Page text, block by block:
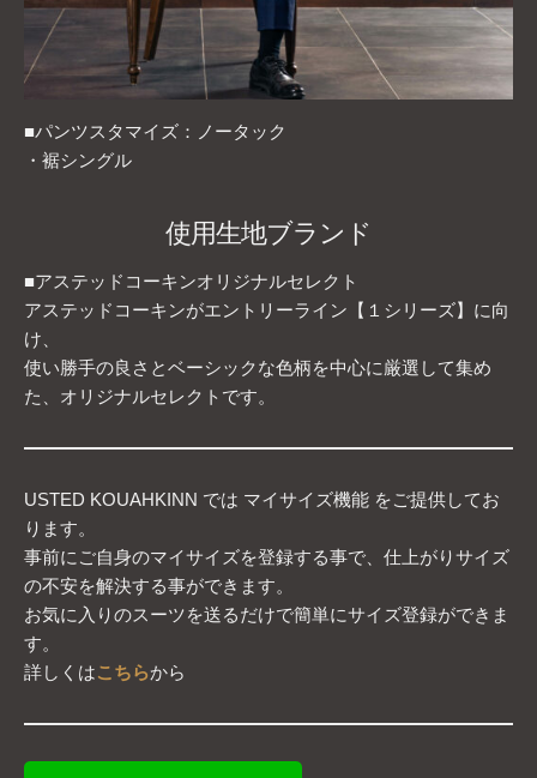
■パンツスタマイズ：ノータック
・裾シングル
使用生地ブランド
■アステッドコーキンオリジナルセレクト
アステッドコーキンがエントリーライン【１シリーズ】に向
け、
使い勝手の良さとベーシックな色柄を中心に厳選して集め
た、オリジナルセレクトです。
USTED KOUAHKINN では マイサイズ機能 をご提供してお
ります。
事前にご自身のマイサイズを登録する事で、仕上がりサイズ
の不安を解決する事ができます。
お気に入りのスーツを送るだけで簡単にサイズ登録ができま
す。
詳しくはこちらから